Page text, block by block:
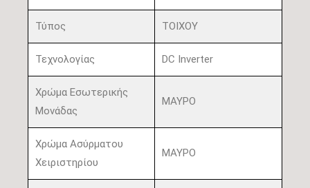
Τύπος ΤΟΙΧΟΥ
Τεχνολογίας DC Inverter
Χρώμα Εσωτερικής
Μονάδας
ΜΑΥΡΟ
Χρώμα Ασύρματου
Χειριστηρίου
ΜΑΥΡΟ